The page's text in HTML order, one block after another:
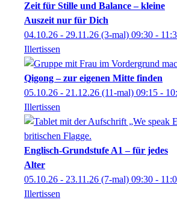
Zeit für Stille und Balance – kleine
Auszeit nur für Dich
04.10.26 - 29.11.26 (3-mal) 09:30 -
Illertissen
Qigong – zur eigenen Mitte finden
05.10.26 - 21.12.26 (11-mal) 09:15 -
Illertissen
Englisch-Grundstufe A1 – für jedes
Alter
05.10.26 - 23.11.26 (7-mal) 09:30 -
Illertissen